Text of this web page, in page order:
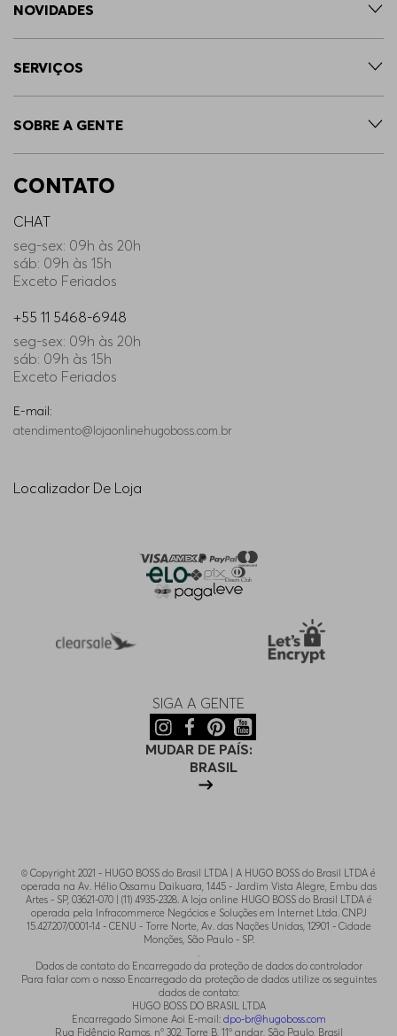
NOVIDADES
SERVIÇOS
SOBRE A GENTE
CONTATO
CHAT
seg-sex: 09h às 20h
sáb: 09h às 15h
Exceto Feriados
+55 11 5468-6948
seg-sex: 09h às 20h
sáb: 09h às 15h
Exceto Feriados
E-mail:
atendimento@lojaonlinehugoboss.com.br
Localizador De Loja
SIGA A GENTE
MUDAR DE PAÍS:
BRASIL
© Copyright 2021 - HUGO BOSS do Brasil LTDA | A HUGO BOSS do Brasil LTDA é
operada na Av. Hélio Ossamu Daikuara, 1445 - Jardim Vista Alegre, Embu das
Artes - SP, 03621-070 | (11) 4935-2328. A loja online HUGO BOSS do Brasil LTDA é
operada pela Infracommerce Negócios e Soluções em Internet Ltda. CNPJ
15.427.207/0001-14 - CENU - Torre Norte, Av. das Nações Unidas, 12901 - Cidade
Monções, São Paulo - SP.
.
Dados de contato do Encarregado da proteção de dados do controlador
Para falar com o nosso Encarregado da proteção de dados utilize os seguintes
dados de contato:
HUGO BOSS DO BRASIL LTDA
Encarregado Simone Aoi E-mail: dpo-br@hugoboss.com
Rua Fidêncio Ramos, n° 302, Torre B, 11° andar, São Paulo, Brasil